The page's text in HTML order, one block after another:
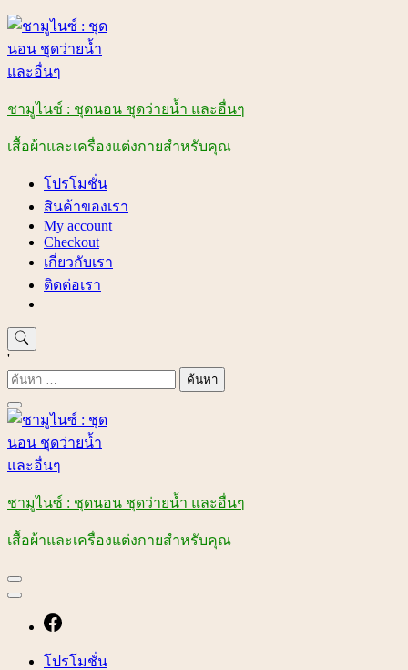
Skip
content
ชามูไนซ์ : ชุดนอน ชุดว่ายน้ำ และอื่นๆ
เสื้อผ้าและเครื่องแต่งกายสำหรับคุณ
โปรโมชั่น
สินค้าของเรา
My account
Checkout
เกี่ยวกับเรา
ติดต่อเรา
'
ค้นหา
สำหรับ:
ชามูไนซ์ : ชุดนอน ชุดว่ายน้ำ และอื่นๆ
เสื้อผ้าและเครื่องแต่งกายสำหรับคุณ
โปรโมชั่น